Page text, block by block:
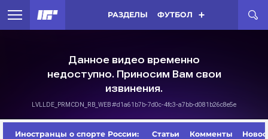
РАЗДЕЛЫ ФУТБОЛ
Иностранцы о спорте России: Статьи Комменты